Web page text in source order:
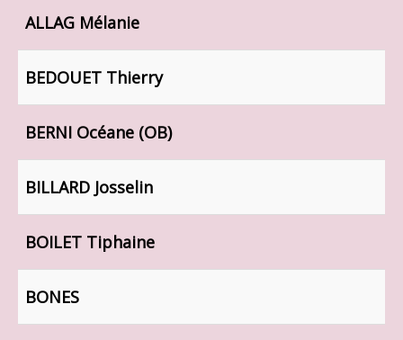
Concours de dessins
ALLAG Mélanie
BEDOUET Thierry
BERNI Océane (OB)
BILLARD Josselin
BOILET Tiphaine
BONES